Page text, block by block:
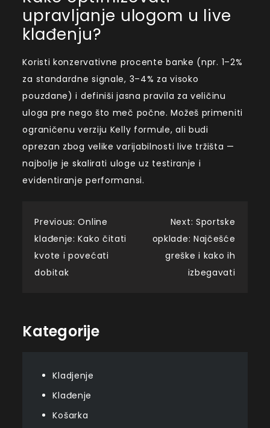
upravljanje ulogom u live
klađenju?
Koristi konzervativne procente banke (npr. 1–2%
za standardne signale, 3–4% za visoko
pouzdane) i definiši jasna pravila za veličinu
uloga pre nego što meč počne. Možeš primeniti
ograničenu verziju Kelly formule, ali budi
oprezan zbog velike varijabilnosti live tržišta —
najbolje je skalirati uloge uz testiranje i
evidentiranje performansi.
Post
navigation
Previous: Online
klađenje: Kako čitati
kvote i povećati
dobitak
Next: Sportske
opklade: Najčešće
greške i kako ih
izbegavati
Kategorije
Kladjenje
Klađenje
Košarka